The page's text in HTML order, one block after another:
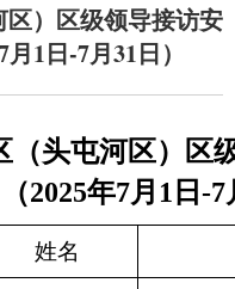
）区级领导接访安
1日-7月31日）
（头屯河区）区
（2025年7月 1 日 -7
姓名